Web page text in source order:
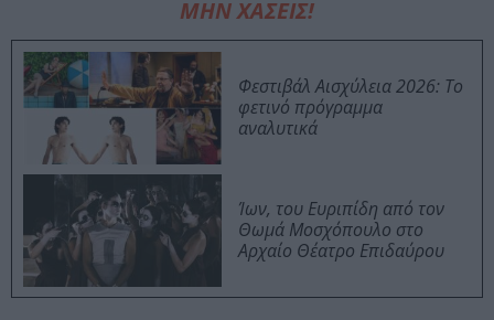
ΜΗΝ ΧΑΣΕΙΣ!
Φεστιβάλ Αισχύλεια 2026: Το
φετινό πρόγραμμα
αναλυτικά
Ίων, του Ευριπίδη από τον
Θωμά Μοσχόπουλο στο
Αρχαίο Θέατρο Επιδαύρου